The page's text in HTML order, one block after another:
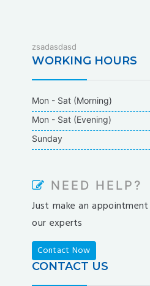
dodobet
oldcasino
casipol
barbibet
nesilbet
pradabet
ligobet
betebet
pumabet
yakabet
zsadasdasd
WORKING HOURS
Mon - Sat (Morning)
Mon - Sat (Evening)
Sunday
NEED HELP?
Just make an
our experts
Contact Now
CONTACT US